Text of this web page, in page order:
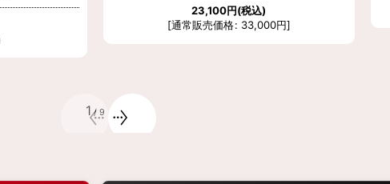
99,000円(税込)
2/9